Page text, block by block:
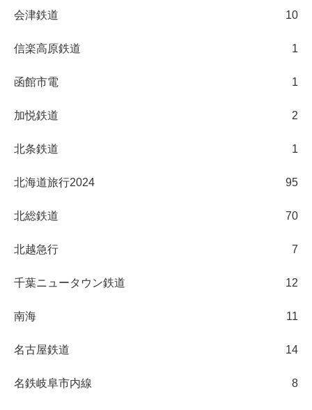
会津鉄道 10
信楽高原鉄道 1
函館市電 1
加悦鉄道 2
北条鉄道 1
北海道旅行2024 95
北総鉄道 70
北越急行 7
千葉ニュータウン鉄道 12
南海 11
名古屋鉄道 14
名鉄岐阜市内線 8